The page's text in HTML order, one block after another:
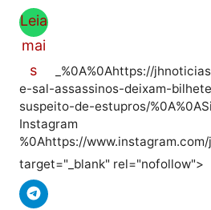
o crime, os ...
mai
s
e-sal-assassinos-
suspeito-de-estupros/
Instagram